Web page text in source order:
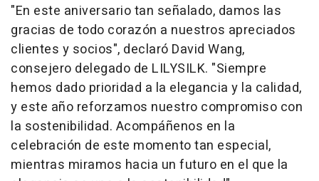
"En este aniversario tan señalado, damos las
gracias de todo corazón a nuestros apreciados
clientes y socios", declaró David Wang,
consejero delegado de LILYSILK. "Siempre
hemos dado prioridad a la elegancia y la calidad,
y este año reforzamos nuestro compromiso con
la sostenibilidad. Acompáñenos en la
celebración de este momento tan especial,
mientras miramos hacia un futuro en el que la